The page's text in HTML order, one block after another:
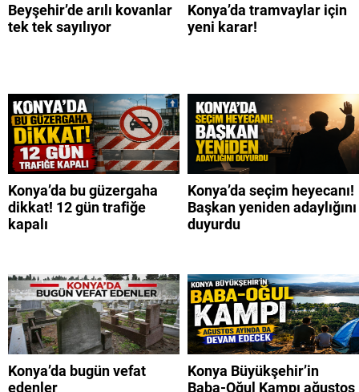
Beyşehir’de arılı kovanlar
tek tek sayılıyor
Konya’da tramvaylar için
yeni karar!
Konya’da bu güzergaha
dikkat! 12 gün trafiğe
kapalı
Konya’da seçim heyecanı!
Başkan yeniden adaylığını
duyurdu
Konya’da bugün vefat
edenler
Konya Büyükşehir’in
Baba-Oğul Kampı ağustos